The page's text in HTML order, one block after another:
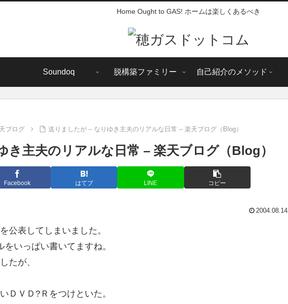
Home Ought to GAS! ホームは楽しくあるべき
Soundoq 脱構築ファミリー 自己紹介のメソッド
ブログ 送りましたが – なりゆき主夫のリアルな日常 – 楽天ブログ（Blog）
き主夫のリアルな日常 – 楽天ブログ（Blog）
Facebook はてブ LINE コピー
2004.08.14
公表してしまいました。
いっぱい書いてますね。
たが、
ＤＶＤ?Ｒをつけといた。